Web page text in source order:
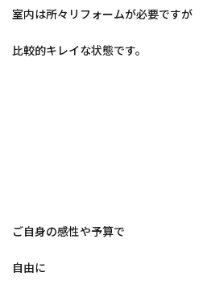
室内は所々リフォームが必要ですが
比較的キレイな状態です。
ご自身の感性や予算で
自由に